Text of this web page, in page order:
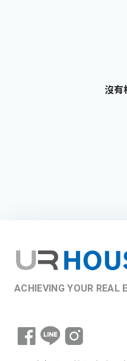
沒有
ACHIEVING YOUR REAL